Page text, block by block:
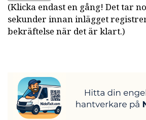
(Klicka endast en gång! Det tar
sekunder innan inlägget
bekräftelse när det är klart.)